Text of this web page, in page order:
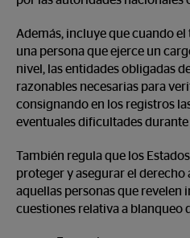
Además, incluye que cuando
una persona que ejerce un
nivel, las entidades obligadas
razonables necesarias para
consignando en los registros
eventuales dificultades
También regula que los
proteger y asegurar el derecho
aquellas personas que revelen
cuestiones relativa a blanqueo